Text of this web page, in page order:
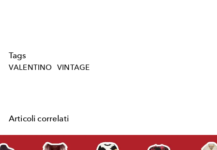
Tags
VALENTINO VINTAGE
Articoli correlati